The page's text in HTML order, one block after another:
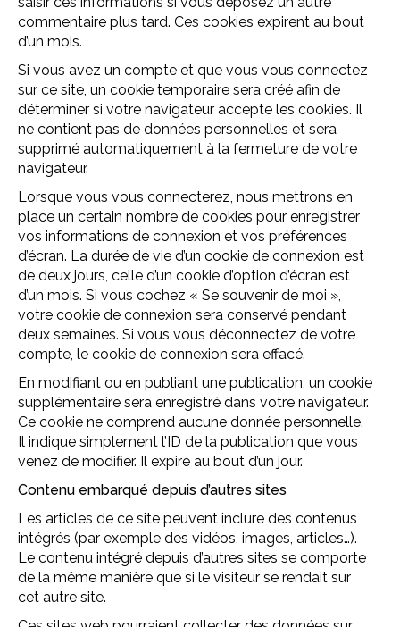
commentaire plus tard. Ces cookies expirent au bout
d’un mois.
Si vous avez un compte et que vous vous connectez
sur ce site, un cookie temporaire sera créé afin de
déterminer si votre navigateur accepte les cookies. Il
ne contient pas de données personnelles et sera
supprimé automatiquement à la fermeture de votre
navigateur.
Lorsque vous vous connecterez, nous mettrons en
place un certain nombre de cookies pour enregistrer
vos informations de connexion et vos préférences
d’écran. La durée de vie d’un cookie de connexion est
de deux jours, celle d’un cookie d’option d’écran est
d’un mois. Si vous cochez « Se souvenir de moi »,
votre cookie de connexion sera conservé pendant
deux semaines. Si vous vous déconnectez de votre
compte, le cookie de connexion sera effacé.
En modifiant ou en publiant une publication, un cookie
supplémentaire sera enregistré dans votre navigateur.
Ce cookie ne comprend aucune donnée personnelle.
Il indique simplement l’ID de la publication que vous
venez de modifier. Il expire au bout d’un jour.
Contenu embarqué depuis d’autres sites
Les articles de ce site peuvent inclure des contenus
intégrés (par exemple des vidéos, images, articles…).
Le contenu intégré depuis d’autres sites se comporte
de la même manière que si le visiteur se rendait sur
cet autre site.